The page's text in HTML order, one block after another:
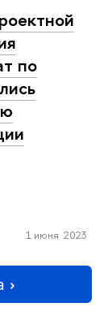
по
1 июня 2023